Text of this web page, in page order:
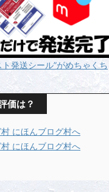
発送シール”がめちゃくち
価は？